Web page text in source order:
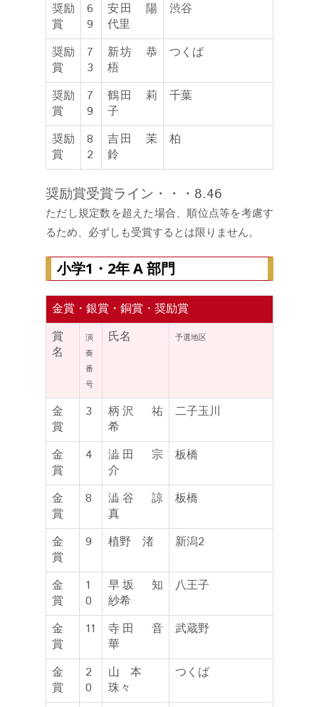
奨励
賞
6
9
安田 陽
代里
渋谷
奨励
賞
7
3
新坊 恭
梧
つくば
奨励
賞
7
9
鶴田 莉
子
千葉
奨励
賞
8
2
吉田 茉
鈴
柏
奨励賞受賞ライン・・・8.46
ただし規定数を超えた場合、順位点等を考慮す
るため、必ずしも受賞するとは限りません。
小学1・2年 A 部門
金賞・銀賞・銅賞・奨励賞
賞
名
演
奏
番
号
氏名 予選地区
金
賞
3
柄沢 祐
希
二子玉川
金
賞
4
澁田 宗
介
板橋
金
賞
8
澁谷 諒
真
板橋
金
賞
9 植野 渚 新潟2
金
賞
1
0
早坂 知
紗希
八王子
金
賞
11
寺田 音
華
武蔵野
金
賞
2
0
山本
珠々
つくば